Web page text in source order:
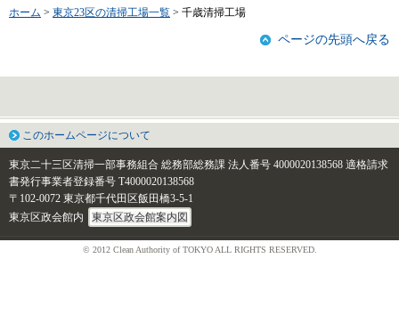
ホーム > 東京23区の清掃工場一覧 > 千歳清掃工場
ページの先頭へ戻る
このホームページについて
東京二十三区清掃一部事務組合 総務部総務課 法人番号 4000020138568 適格請求
書発行事業者登録番号 T4000020138568
〒102-0072 東京都千代田区飯田橋3-5-1
東京区政会館内
東京区政会館案内図
© 2012 Clean Authority of TOKYO ALL RIGHTS RESERVED.